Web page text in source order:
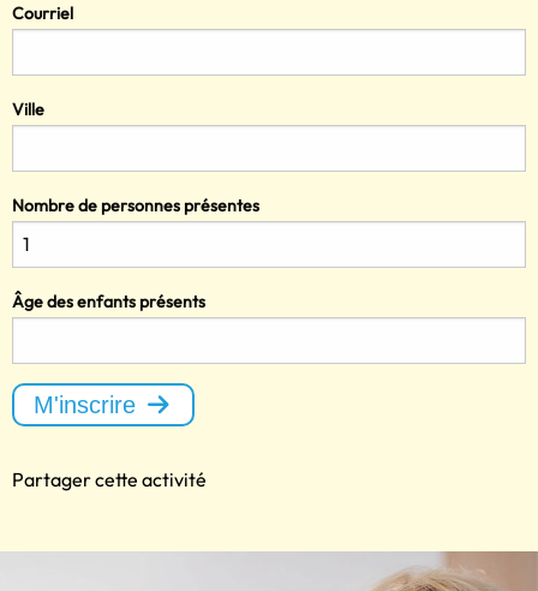
Courriel
Ville
Nombre de personnes présentes
Âge des enfants présents
M'inscrire
Partager cette activité